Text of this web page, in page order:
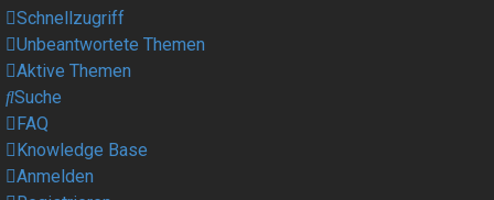
Schnellzugriff
Unbeantwortete Themen
Aktive Themen
Suche
FAQ
Knowledge Base
Anmelden